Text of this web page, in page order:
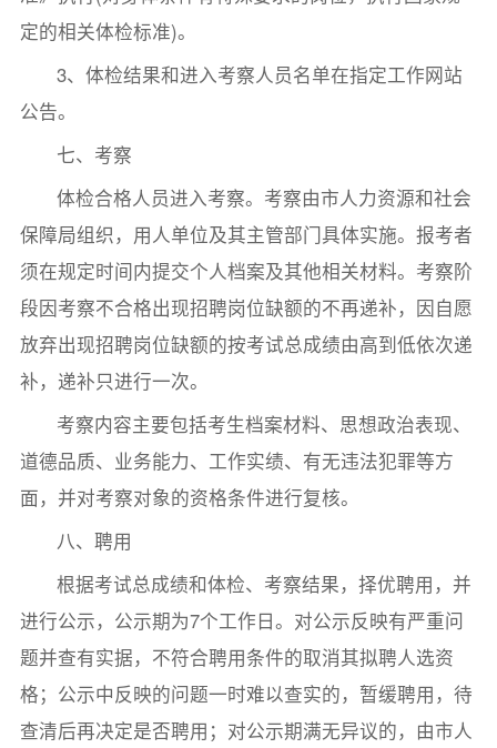
定的相关体检标准)。
3、体检结果和进入考察人员名单在指定工作网站
公告。
七、考察
体检合格人员进入考察。考察由市人力资源和社会
保障局组织，用人单位及其主管部门具体实施。报考者
须在规定时间内提交个人档案及其他相关材料。考察阶
段因考察不合格出现招聘岗位缺额的不再递补，因自愿
放弃出现招聘岗位缺额的按考试总成绩由高到低依次递
补，递补只进行一次。
考察内容主要包括考生档案材料、思想政治表现、
道德品质、业务能力、工作实绩、有无违法犯罪等方
面，并对考察对象的资格条件进行复核。
八、聘用
根据考试总成绩和体检、考察结果，择优聘用，并
进行公示，公示期为7个工作日。对公示反映有严重问
题并查有实据，不符合聘用条件的取消其拟聘人选资
格；公示中反映的问题一时难以查实的，暂缓聘用，待
查清后再决定是否聘用；对公示期满无异议的，由市人